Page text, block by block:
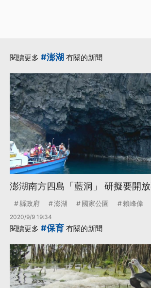
閱讀更多 #澎湖 有關的新聞
澎湖南方四島「藍洞」 研擬要開
縣政府 澎湖 國家公園 賴峰偉
2020/9/9 19:34
閱讀更多 #保育 有關的新聞